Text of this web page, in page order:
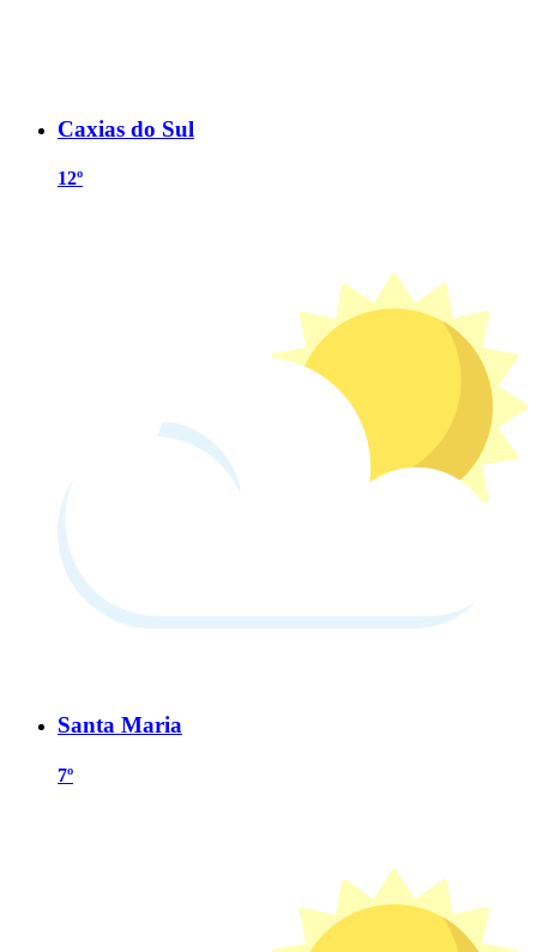
Caxias do Sul
12º
Santa Maria
7º